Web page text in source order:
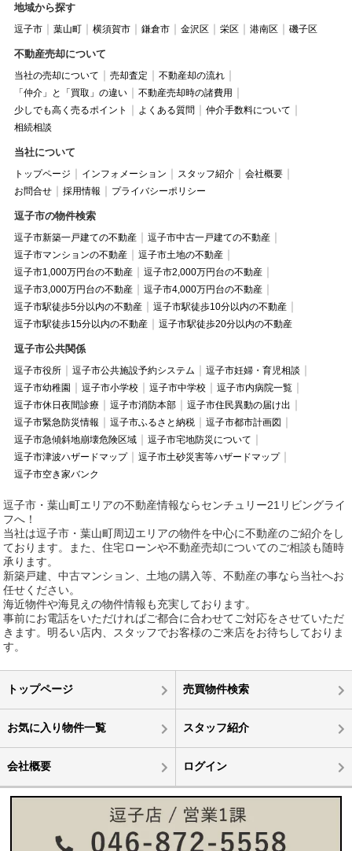
地域から探す
逗子市 葉山町 横須賀市 鎌倉市 金沢区 栄区 港南区 磯子区
不動産売却について
当社の売却について 売却査定
不動産却の流れ
「仲介」と「買取」の違い
不動産売却時の諸費用
少しでも高く売るポイント
よくある質問
仲介手数料について
相続相談
当社について
トップページ インフォメーション スタッフ紹介
会社概要
お問合せ
採用情報 プライバシーポリシー
逗子市の物件検索
逗子市新築一戸建ての不動産
逗子市中古一戸建ての不動産
逗子市マンションの不動産
逗子市土地の不動産
逗子市1,000万円台の不動産
逗子市2,000万円台の不動産
逗子市3,000万円台の不動産
逗子市4,000万円台の不動産
逗子市駅徒歩5分以内の不動産
逗子市駅徒歩10分以内の不動産
逗子市駅徒歩15分以内の不動産
逗子市駅徒歩20分以内の不動産
逗子市公共関係
逗子市役所 逗子市公共施設予約システム
逗子市妊婦・育児相談
逗子市幼稚園
逗子市小学校 逗子市中学校
逗子市内病院一覧
逗子市休日夜間診療
逗子市消防本部
逗子市住民異動の届け出
逗子市緊急防災情報
逗子市ふるさと納税
逗子市都市計画図
逗子市急傾斜地崩壊危険区域
逗子市宅地防災について
逗子市津波ハザードマップ
逗子市土砂災害等ハザードマップ
逗子市空き家バンク
逗子市・葉山町エリアの不動産情報ならセンチュリー21リビングライ
フへ！
当社は逗子市・葉山町周辺エリアの物件を中心に不動産のご紹介をし
ております。また、住宅ローンや不動産売却についてのご相談も随時
承ります。
新築戸建、中古マンション、土地の購入等、不動産の事なら当社へお
任せください。
海近物件や海見えの物件情報も充実しております。
事前にお電話をいただければご都合に合わせてご対応をさせていただ
きます。明るい店内、スタッフでお客様のご来店をお待ちしておりま
す。
トップページ 売買物件検索
お気に入り物件一覧 スタッフ紹介
会社概要 ログイン